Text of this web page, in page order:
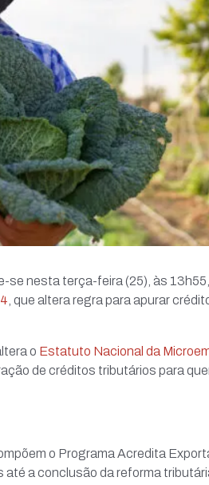
se nesta terça-feira (25), às
, que altera regra para apurar
o Estatuto Nacional da
de créditos tributários para
o Programa Acredita
a conclusão da reforma